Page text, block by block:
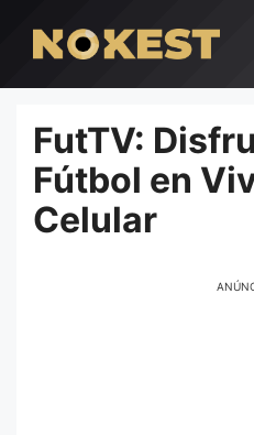
conteúdo
FutTV:
Fútbol en
Celular